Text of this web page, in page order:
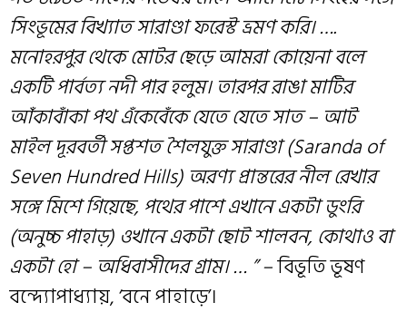
সিংভূমের বিখ্যাত সারাণ্ডা ফরেস্ট ভ্রমণ করি। ….
মনোহরপুর থেকে মোটর ছেড়ে আমরা কোয়েনা বলে
একটি পার্বত্য নদী পার হলুম। তারপর রাঙা মাটির
আঁকাবাঁকা পথ এঁকেবেঁকে যেতে যেতে সাত – আট
মাইল দূরবর্তী সপ্তশত শৈলযুক্ত সারাণ্ডা (Saranda of
Seven Hundred Hills) অরণ্য প্রান্তরের নীল রেখার
সঙ্গে মিশে গিয়েছে, পথের পাশে এখানে একটা ডুংরি
(অনুচ্চ পাহাড়) ওখানে একটা ছোট শালবন, কোথাও বা
একটা হো – অধিবাসীদের গ্রাম। … ” –বিভূতি ভূষণ
বন্দ্যোপাধ্যায়, ‘বনে পাহাড়ে’।